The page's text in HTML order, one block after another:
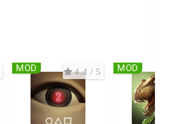
4.4 / 5
MOD MOD